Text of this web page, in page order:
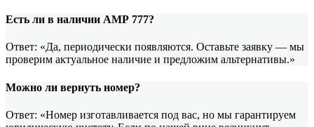
Есть ли в наличии АМР 777?
Ответ: «Да, периодически появляются. Оставьте заявку — мы
проверим актуальное наличие и предложим альтернативы.»
Можно ли вернуть номер?
Ответ: «Номер изготавливается под вас, но мы гарантируем